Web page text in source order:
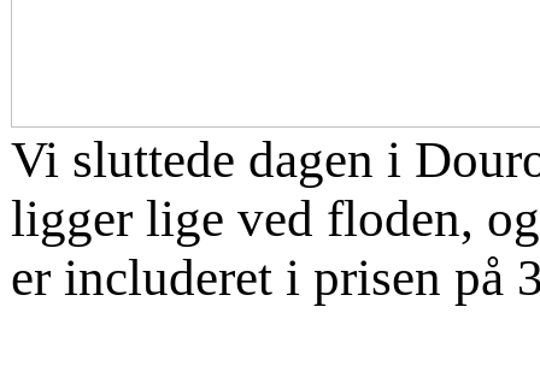
Vi sluttede dagen i
ligger lige ved floden,
er includeret i prisen på